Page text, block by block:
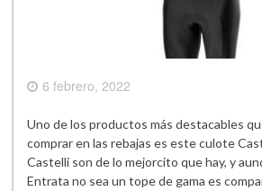
6 febrero, 2022
Uno de los productos más destacables
comprar en las rebajas es este culote
Castelli son de lo mejorcito que hay, y
Entrata no sea un tope de gama es